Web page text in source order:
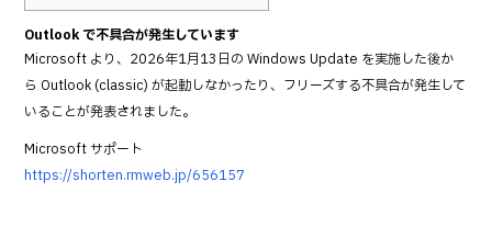
Outlook で不具合が発生しています
Microsoft より、2026年1月13日の Windows Update を実施した後か
ら Outlook (classic) が起動しなかったり、フリーズする不具合が発生して
いることが発表されました。
Microsoft サポート
https://shorten.rmweb.jp/656157